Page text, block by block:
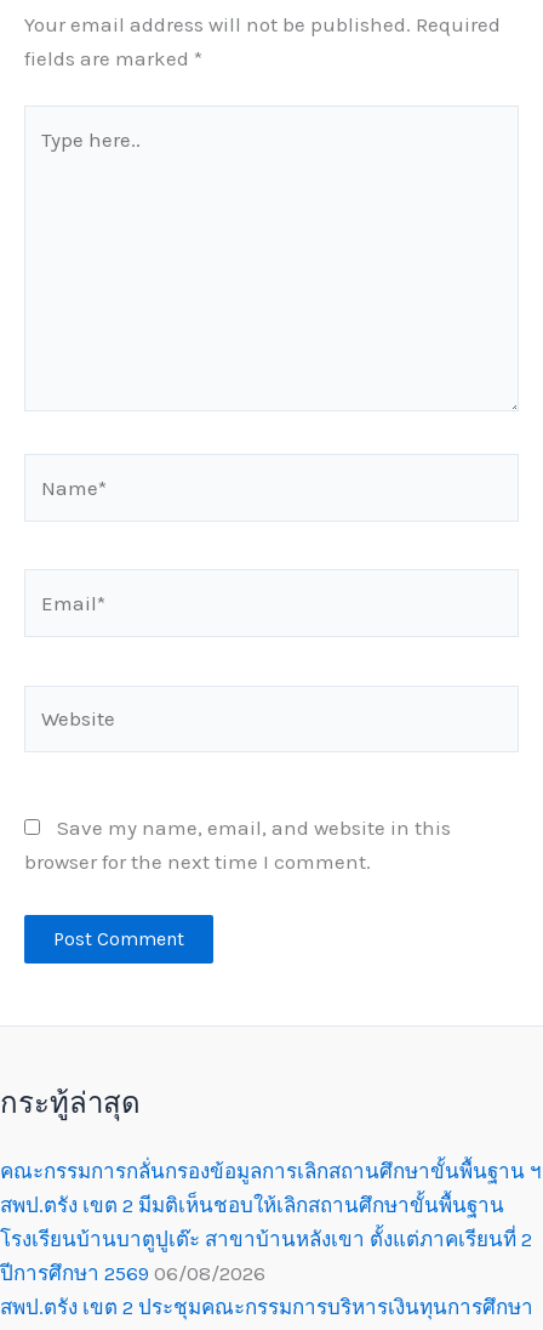
Your email address will not be published. Required
fields are marked *
here..
Save my name, email, and website in this
browser for the next time I comment.
กระทู้ล่าสุด
คณะกรรมการกลั่นกรองข้อมูลการเลิกสถานศึกษาขั้นพื้นฐาน ฯ
สพป.ตรัง เขต 2 มีมติเห็นชอบให้เลิกสถานศึกษาขั้นพื้นฐาน
โรงเรียนบ้านบาตูปูเต๊ะ สาขาบ้านหลังเขา ตั้งแต่ภาคเรียนที่ 2
ปีการศึกษา 2569 06/08/2026
สพป.ตรัง เขต 2 ประชุมคณะกรรมการบริหารเงินทุนการศึกษา